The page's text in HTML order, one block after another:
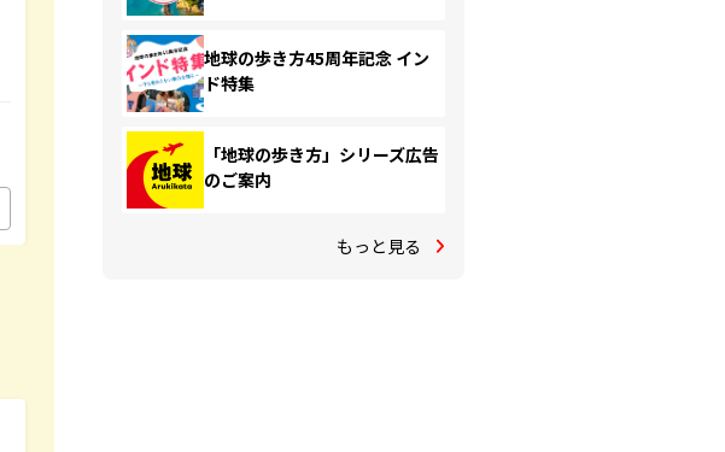
地球の歩き方45周年記念 イン
ド特集
「地球の歩き方」シリーズ広告
のご案内
もっと見る